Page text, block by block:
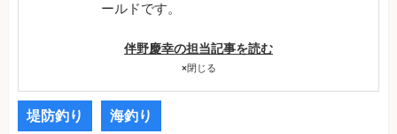
ールドです。
伴野慶幸の担当記事を読む
×閉じる
堤防釣り 海釣り